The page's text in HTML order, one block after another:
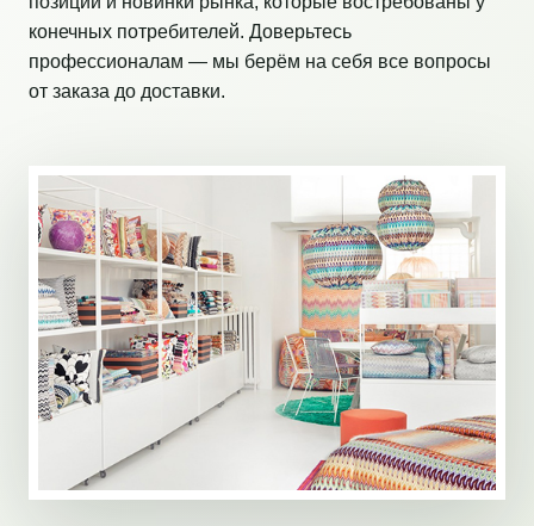
конечных потребителей. Доверьтесь
профессионалам — мы берём на себя все вопросы
от заказа до доставки.